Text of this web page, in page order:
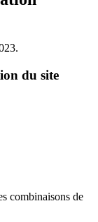
du site
combinaisons de